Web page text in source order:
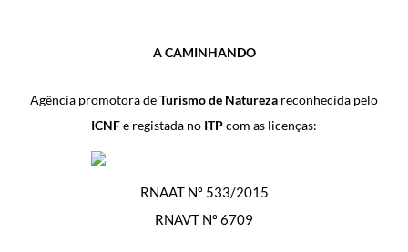
A CAMINHANDO
Agência promotora deTurismo de Natureza reconhecida pelo
ICNFe registada no ITPcom as licenças:
RNAAT Nº 533/2015
RNAVT Nº 6709